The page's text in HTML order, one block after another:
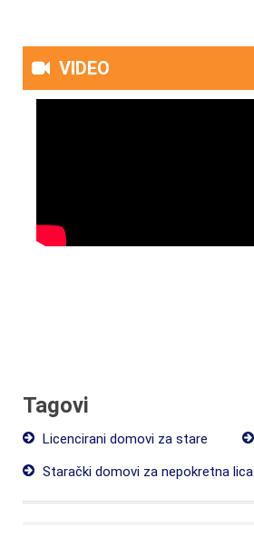
VIDEO
Tagovi
Licencirani domovi za stare
Starački domovi za nepokretna lica